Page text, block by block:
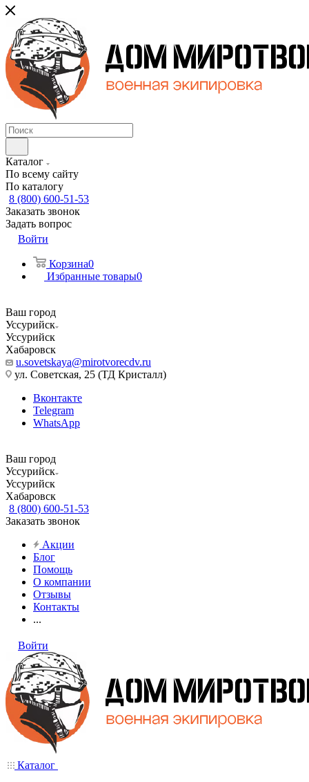
Каталог
По всему сайту
По каталогу
8 (800) 600-51-53
Заказать звонок
Задать вопрос
Войти
Корзина0
Избранные товары0
Ваш город
Уссурийск
Уссурийск
Хабаровск
u.sovetskaya@mirotvorecdv.ru
ул. Советская, 25 (ТД Кристалл)
Вконтакте
Telegram
WhatsApp
Ваш город
Уссурийск
Уссурийск
Хабаровск
8 (800) 600-51-53
Заказать звонок
Акции
Блог
Помощь
О компании
Отзывы
Контакты
...
Войти
Каталог